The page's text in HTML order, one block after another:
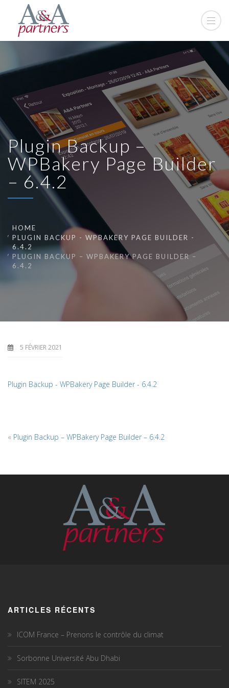
Plugin Backup –
WPBakery Page Builder
– 6.4.2
HOME
PLUGIN BACKUP - WPBAKERY PAGE BUILDER -
6.4.2
PLUGIN BACKUP – WPBAKERY PAGE BUILDER –
6.4.2
5 FÉVRIER 2021
Plugin Backup - WPBakery Page Builder - 6.4.2
« Plugin Backup – WPBakery Page Builder – 6.4.2
ARTICLES RÉCENTS
ICOM France – Prenons le contrôle du climat
Sorbonne Université Abu Dhabi
SITEM 2025